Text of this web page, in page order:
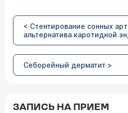
< Стентирование сонных
альтернатива каротидной
Себорейный дерматит >
ЗАПИСЬ НА ПРИЕМ